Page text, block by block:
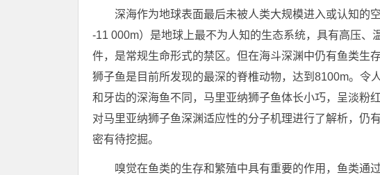
深海作为地球表面最后未被人类大规模进入或认知的
-11 000m）是地球上最不为人知的生态系统，具有高压、
件，是常规生命形式的禁区。但在海斗深渊中仍有鱼类生
狮子鱼是目前所发现的最深的脊椎动物，达到8100m。令
和牙齿的深海鱼不同，马里亚纳狮子鱼体长小巧，呈淡粉
对马里亚纳狮子鱼深渊适应性的分子机理进行了解析，仍
密有待挖掘。
嗅觉在鱼类的生存和繁殖中具有重要的作用，鱼类通